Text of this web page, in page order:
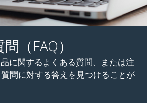
（FAQ）
に関するよくある質問、または注
問に対する答えを見つけることが